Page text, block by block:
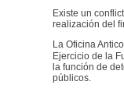
Existe un
realización del
La Oficina
Ejercicio de la
la función de
públicos.